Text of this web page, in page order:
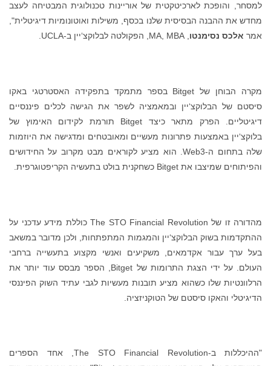
למסחר, והופכת לארכיטקטית של אוריינות טכנולוגית המבטיחה לעצב
מחדש את ההבנה הבסיסית שלנו בכסף, משילות ואוטונומיות דיגיטלית",
אמראלכס נסימנטו, MA, MBA, הפקולטה לבלוקצ‘יין ב-UCLA.
מקרה הבוחן של Bitget בספר מתמקד בתפקידה האסטרטגי באקו
סיסטם של הבלוקצ‘יין ובמאמציה לשפר את הגישה לכלים פיננסיים
דיגיטליים. הפרק מתאר ​​כיצד Bitget תורמת לקידום האימוץ של
בלוקצ‘יין באמצעות פתרונות מעשיים ומאובטחים ומדגישה את היוזמות
שלה בתחום ה-Web3. הוא מציע לקוראים מבט מקרוב על החידושים
והפיתוחים שמיצבו את Bitget כשחקנית בולט בתעשיה הקריפטוגרפית.
מהדורה זו של The STO Financial Revolution כוללת מידע עדכני על
ההתקדמות בשוק הבלוקצ‘יין והמגמות המתפתחות, ולכן מדובר במשאב
בעל ערך עבור אקדמאים, משקיעים ואנשי מקצוע בתעשייה ברחבי
העולם. על ידי הצגת התרומות של Bitget, הספר מבסס עוד יותר את
הרלוונטיות שלו כשהוא מציע תובנות מעשיות לגבי עתיד השוק הפיננסי
הדיגיטלי והאקו סיסטם של הטוקניזציה.
"ההיכללות ב-The STO Financial Revolution, אחד הספרים